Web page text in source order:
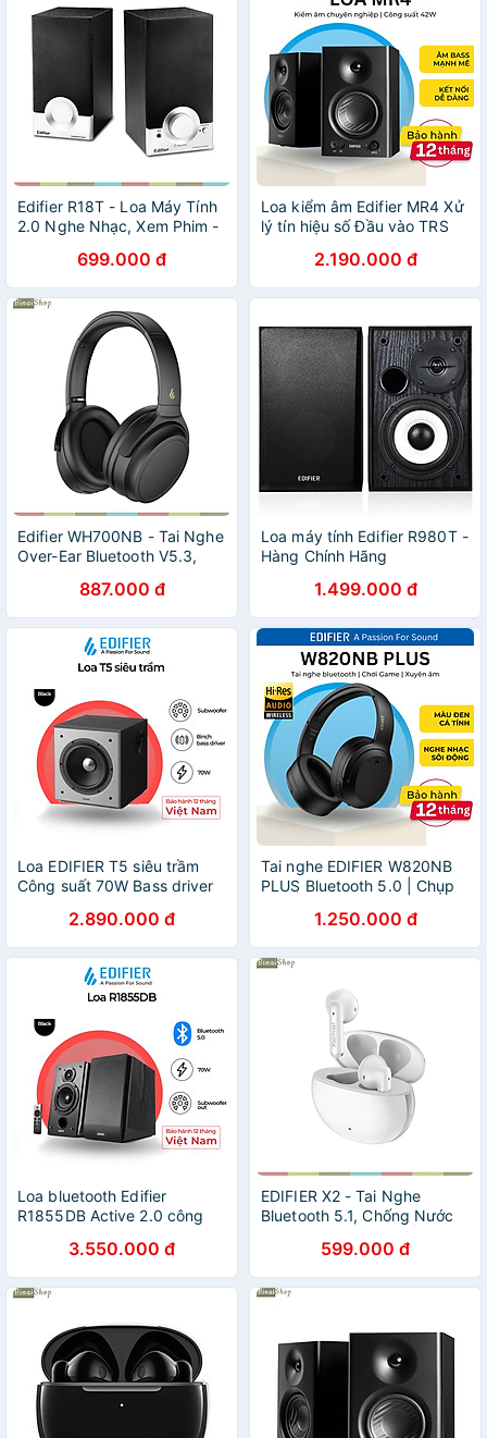
Edifier R18T - Loa Máy Tính
2.0 Nghe Nhạc, Xem Phim -
699.000 đ
Loa kiểm âm Edifier MR4 Xử
lý tín hiệu số Đầu vào TRS
2.190.000 đ
Edifier WH700NB - Tai Nghe
Over-Ear Bluetooth V5.3,
40mm , Kết Nối Thiết Bị Kép,
Sử Dụng 68 Giờ - Hàng
chính hãng
887.000 đ
Loa máy tính Edifier R980T -
Hàng Chính Hãng
1.499.000 đ
Loa EDIFIER T5 siêu trầm
Công suất 70W Bass driver
ứng âm thanh sống động -
Hàng chính hãng
2.890.000 đ
Tai nghe EDIFIER W820NB
PLUS Bluetooth 5.0 | Chụp
thanh chất lượng cao Hires |
Chơi game - Hàng chính
hãng
1.250.000 đ
Loa bluetooth Edifier
R1855DB Active 2.0 công
3.550.000 đ
EDIFIER X2 - Tai Nghe
Bluetooth 5.1, Chống Nước
Chơi Game, Thời Lượng Pin
28 Giờ - hàng chính hãng
599.000 đ